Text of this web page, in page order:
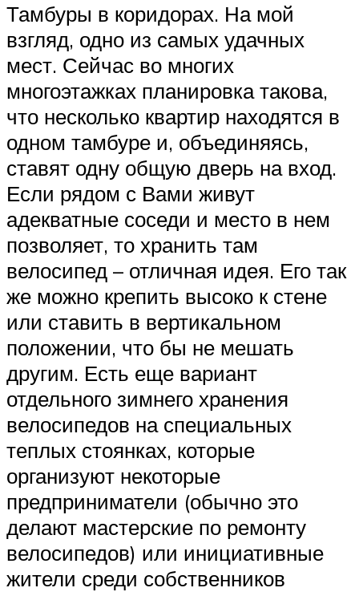
Тамбуры в коридорах. На мой
взгляд, одно из самых удачных
мест. Сейчас во многих
многоэтажках планировка такова,
что несколько квартир находятся в
одном тамбуре и, объединяясь,
ставят одну общую дверь на вход.
Если рядом с Вами живут
адекватные соседи и место в нем
позволяет, то хранить там
велосипед – отличная идея. Его так
же можно крепить высоко к стене
или ставить в вертикальном
положении, что бы не мешать
другим. Есть еще вариант
отдельного зимнего хранения
велосипедов на специальных
теплых стоянках, которые
организуют некоторые
предприниматели (обычно это
делают мастерские по ремонту
велосипедов) или инициативные
жители среди собственников